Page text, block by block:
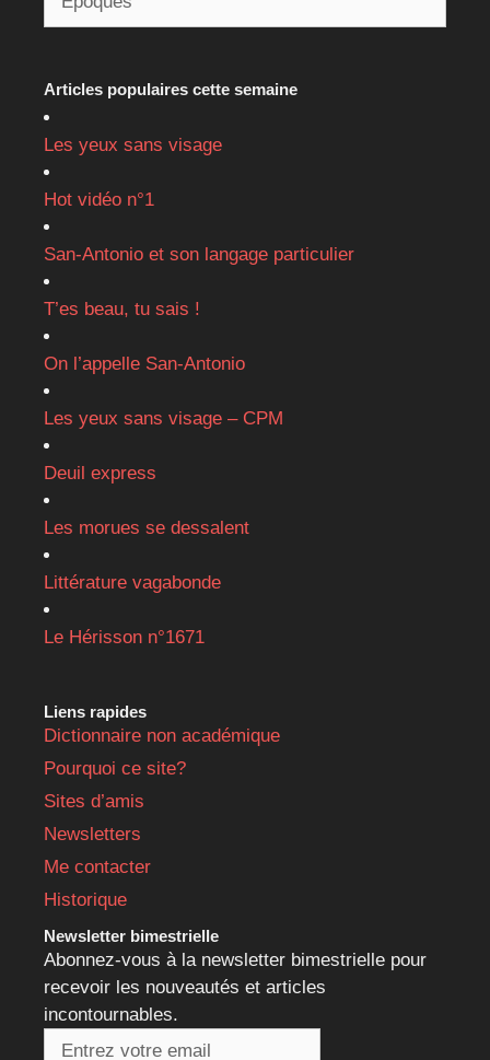
Articles populaires cette semaine
Les yeux sans visage
Hot vidéo n°1
San-Antonio et son langage particulier
T’es beau, tu sais !
On l’appelle San-Antonio
Les yeux sans visage – CPM
Deuil express
Les morues se dessalent
Littérature vagabonde
Le Hérisson n°1671
Liens rapides
Dictionnaire non académique
Pourquoi ce site?
Sites d’amis
Newsletters
Me contacter
Historique
Newsletter bimestrielle
Abonnez-vous à la newsletter bimestrielle pour
recevoir les nouveautés et articles
incontournables.